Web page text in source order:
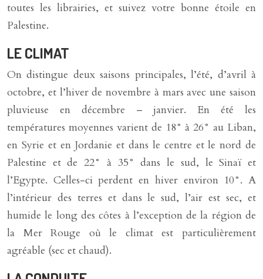
toutes les librairies, et suivez votre bonne étoile en
Palestine.
LE CLIMAT
On distingue deux saisons principales, l’été, d’avril à
octobre, et l’hiver de novembre à mars avec une saison
pluvieuse en décembre – janvier. En été les
températures moyennes varient de 18° à 26° au Liban,
en Syrie et en Jordanie et dans le centre et le nord de
Palestine et de 22° à 35° dans le sud, le Sinaï et
l’Egypte. Celles-ci perdent en hiver environ 10°. A
l’intérieur des terres et dans le sud, l’air est sec, et
humide le long des côtes à l’exception de la région de
la Mer Rouge où le climat est particulièrement
agréable (sec et chaud).